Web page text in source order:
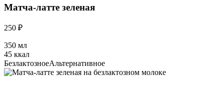
Матча-латте зеленая
250 ₽
350 мл
45 ккал
БезлактозноеАльтернативное